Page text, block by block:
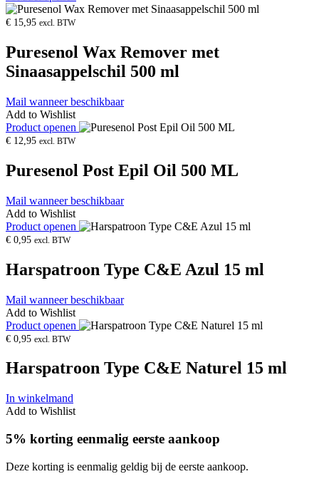
€ 15,95 excl. BTW
Puresenol Wax Remover met
Sinaasappelschil 500 ml
Mail wanneer beschikbaar
Add to Wishlist
Product openen
€ 12,95 excl. BTW
Puresenol Post Epil Oil 500 ML
Mail wanneer beschikbaar
Add to Wishlist
Product openen
€ 0,95 excl. BTW
Harspatroon Type C&E Azul 15 ml
Mail wanneer beschikbaar
Add to Wishlist
Product openen
€ 0,95 excl. BTW
Harspatroon Type C&E Naturel 15 ml
In winkelmand
Add to Wishlist
5% korting eenmalig eerste aankoop
Deze korting is eenmalig geldig bij de eerste aankoop.